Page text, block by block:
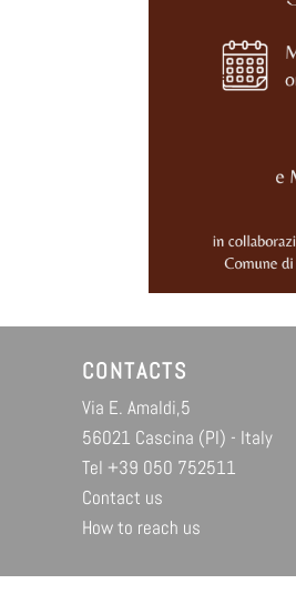
CONTACTS
Via E. Amaldi,5
56021 Cascina (PI) - Italy
Tel +39 050 752511
Contact us
How to reach us